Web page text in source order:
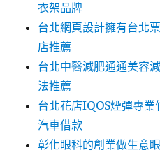
衣架品牌
台北網頁設計擁有台北
店推薦
台北中醫減肥通通美容
法推薦
台北花店IQOS煙彈專
汽車借款
彰化眼科的創業做生意